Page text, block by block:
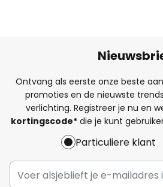
Ontvang als eerste onze beste
promoties en de nieuwste
verlichting. Registreer je nu en
kortingscode*die je kunt
Particuliere klant